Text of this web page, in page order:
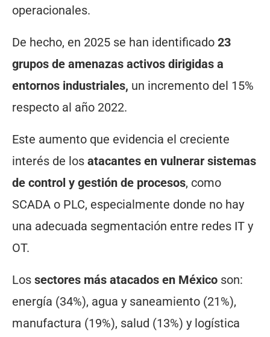
operacionales.
De hecho, en 2025 se han identificado 23
grupos de amenazas activos dirigidas a
entornos industriales, un incremento del 15%
respecto al año 2022.
Este aumento que evidencia el creciente
interés de los atacantes en vulnerar sistemas
de control y gestión de procesos, como
SCADA o PLC, especialmente donde no hay
una adecuada segmentación entre redes IT y
OT.
Los sectores más atacados en México son:
energía (34%), agua y saneamiento (21%),
manufactura (19%), salud (13%) y logística